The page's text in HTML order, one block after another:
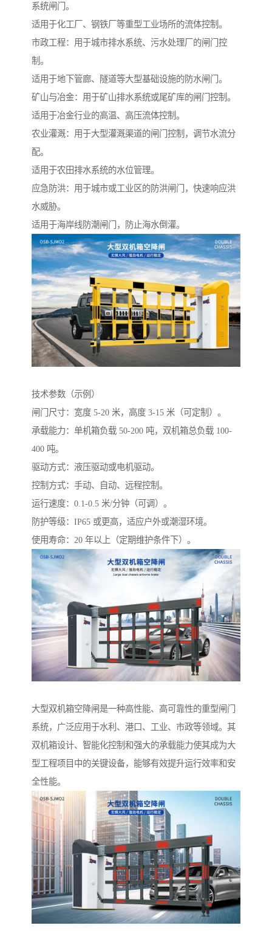
系统闸门。
适用于化工厂、钢铁厂等重型工业场所的流体控制。
市政工程：用于城市排水系统、污水处理厂的闸门控
制。
适用于地下管廊、隧道等大型基础设施的防水闸门。
矿山与冶金：用于矿山排水系统或尾矿库的闸门控制。
适用于冶金行业的高温、高压流体控制。
农业灌溉：用于大型灌溉渠道的闸门控制，调节水流分
配。
适用于农田排水系统的水位管理。
应急防洪：用于城市或工业区的防洪闸门，快速响应洪
水威胁。
适用于海岸线防潮闸门，防止海水倒灌。
技术参数（示例）
闸门尺寸：宽度 5-20 米，高度 3-15 米（可定制）。
承载能力：单机箱负载 50-200 吨，双机箱总负载 100-
400 吨。
驱动方式：液压驱动或电机驱动。
控制方式：手动、自动、远程控制。
运行速度：0.1-0.5 米/分钟（可调）。
防护等级：IP65 或更高，适应户外或潮湿环境。
使用寿命：20 年以上（定期维护条件下）。
大型双机箱空降闸是一种高性能、高可靠性的重型闸门
系统，广泛应用于水利、港口、工业、市政等领域。其
双机箱设计、智能化控制和强大的承载能力使其成为大
型工程项目中的关键设备，能够有效提升运行效率和安
全性能。